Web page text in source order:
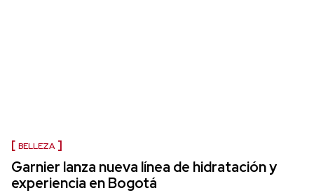
BELLEZA
Garnier lanza nueva línea de hidratación y
experiencia en Bogotá